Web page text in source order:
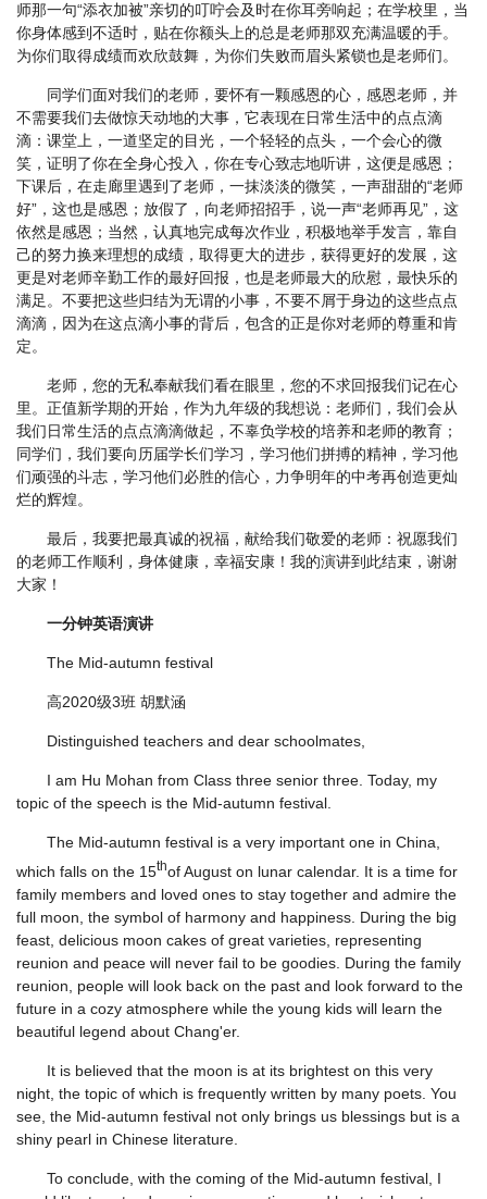
师那一句“添衣加被”亲切的叮咛会及时在你耳旁响起；在学校里，当
你身体感到不适时，贴在你额头上的总是老师那双充满温暖的手。
为你们取得成绩而欢欣鼓舞，为你们失败而眉头紧锁也是老师们。
同学们面对我们的老师，要怀有一颗感恩的心，感恩老师，并
不需要我们去做惊天动地的大事，它表现在日常生活中的点点滴
滴：课堂上，一道坚定的目光，一个轻轻的点头，一个会心的微
笑，证明了你在全身心投入，你在专心致志地听讲，这便是感恩；
下课后，在走廊里遇到了老师，一抹淡淡的微笑，一声甜甜的“老师
好”，这也是感恩；放假了，向老师招招手，说一声“老师再见”，这
依然是感恩；当然，认真地完成每次作业，积极地举手发言，靠自
己的努力换来理想的成绩，取得更大的进步，获得更好的发展，这
更是对老师辛勤工作的最好回报，也是老师最大的欣慰，最快乐的
满足。不要把这些归结为无谓的小事，不要不屑于身边的这些点点
滴滴，因为在这点滴小事的背后，包含的正是你对老师的尊重和肯
定。
老师，您的无私奉献我们看在眼里，您的不求回报我们记在心
里。正值新学期的开始，作为九年级的我想说：老师们，我们会从
我们日常生活的点点滴滴做起，不辜负学校的培养和老师的教育；
同学们，我们要向历届学长们学习，学习他们拼搏的精神，学习他
们顽强的斗志，学习他们必胜的信心，力争明年的中考再创造更灿
烂的辉煌。
最后，我要把最真诚的祝福，献给我们敬爱的老师：祝愿我们
的老师工作顺利，身体健康，幸福安康！我的演讲到此结束，谢谢
大家！
一分钟英语演讲
The Mid-autumn festival
高2020级3班 胡默涵
Distinguished teachers and dear schoolmates,
I am Hu Mohan from Class three senior three. Today, my
topic of the speech is the Mid-autumn festival.
The Mid-autumn festival is a very important one in China,
which falls on the 15thof August on lunar calendar. It is a time for
family members and loved ones to stay together and admire the
full moon, the symbol of harmony and happiness. During the big
feast, delicious moon cakes of great varieties, representing
reunion and peace will never fail to be goodies. During the family
reunion, people will look back on the past and look forward to the
future in a cozy atmosphere while the young kids will learn the
beautiful legend about Chang'er.
It is believed that the moon is at its brightest on this very
night, the topic of which is frequently written by many poets. You
see, the Mid-autumn festival not only brings us blessings but is a
shiny pearl in Chinese literature.
To conclude, with the coming of the Mid-autumn festival, I